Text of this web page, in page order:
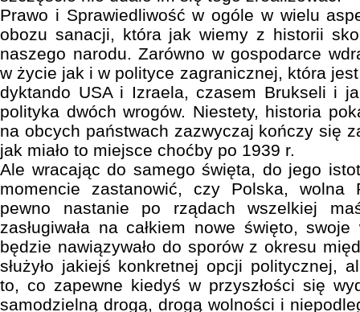
Prawo i Sprawiedliwość w ogóle w wielu
obozu sanacji, która jak wiemy z historii
naszego narodu. Zarówno w gospodarce
w życie jak i w polityce zagranicznej, która
dyktando USA i Izraela, czasem Brukseli i
polityka dwóch wrogów. Niestety, historia
na obcych państwach zazwyczaj kończy się
jak miało to miejsce choćby po 1939 r.
Ale wracając do samego święta, do jego
momencie zastanowić, czy Polska,
pewno nastanie po rządach wszelkiej
zasługiwała na całkiem nowe święto,
będzie nawiązywało do sporów z okresu
służyło jakiejś konkretnej opcji politycznej,
to, co zapewne kiedyś w przyszłości się
samodzielną drogą, drogą wolności i